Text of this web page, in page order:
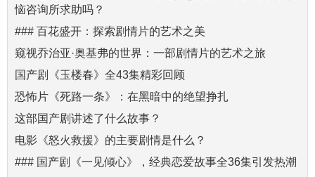
恼咨询所求助吗？
### 百花盛开：探索剧情片的艺术之美
窥视乔治亚·奥基弗的世界：一部剧情片的艺术之旅
国产剧《玉楼春》全43集精彩回顾
恐怖片《死路一条》：在黑暗中的绝望挣扎
这部国产剧讲述了什么故事？
电影《怒火救援》的主要剧情是什么？
### 国产剧《一见倾心》，经典恋爱故事全36集引发热潮